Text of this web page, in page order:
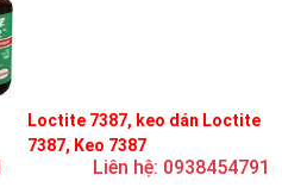
Loctite 7387, keo dán Loctite
7387, Keo 7387
Liên hệ: 0938454791